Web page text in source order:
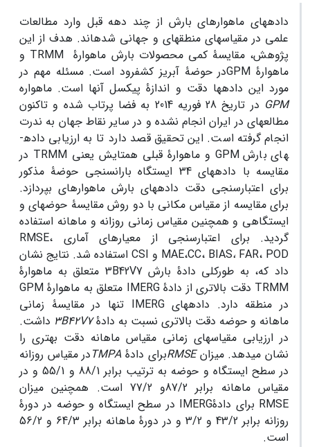
داده­های ماهواره­ای بارش از چند دهه قبل وارد مطالعات
علمی در مقیاس­های منطقه­ای و جهانی شده­­­اند. هدف از این
پژوهش، مقایسۀ کمی محصولات بارش ماهوارۀ
TRMM و
ماهوارۀ GPMدر حوضۀ آبریز کشف­رود است. مسئله مهم در
مورد این داده­ها دقت و اندازۀ پیکسل آنها است. ماهواره
GPM
در تاریخ 28 فوریه 2014 به فضا پرتاب شده و تاکنون
مطالعه­ای در ایران انجام نشده و در سایر نقاط جهان به ندرت
انجام گرفته است. این تحقیق قصد دارد تا به ارزیابی داده­
های بارش GPM و ماهوارۀ قبلی همتایش یعنی TRMM در
مقایسه با داده­های 34 ایستگاه باران­سنجی حوضۀ مذکور
برای اعتبار­سنجی دقت داده­های بارش ماهواره­ای بپردازد.
برای مقایسه از مقیاس مکانی با دو روش مقایسۀ حوضه­ای و
ایستگاهی و همچنین مقیاس زمانی روزانه و ماهانه استفاده
گردید. برای اعتبارسنجی از معیارهای آماری RMSE،
MAE،CC، BIAS،
FAR، POD و CSI استفاده شد. نتایج نشان
داد که، به طور­کلی دادۀ بارش 3B42V7 متعلق به ماهوارۀ
TRMM دقت بالاتری از دادۀ IMERG متعلق به ماهوارۀ GPM
در منطقه دارد. داده­های IMERG تنها در مقایسۀ زمانی
ماهانه و حوضه دقت بالاتری نسبت به دادۀ3B42V7 داشت.
در ارزیابی مقیاسه­ای زمانی مقیاس ماهانه دقت بهتری را
نشان می­دهد. میزانRMSEبرای دادۀTMPAدر مقیاس روزانه
در سطح ایستگاه و حوضه به ترتیب برابر 88/1 و 55/1 و در
مقیاس ماهانه برابر 87/2و 77/2 است. همچنین میزان
RMSE برای دادۀIMERG در سطح ایستگاه و حوضه در دورۀ
روزانه برابر 43/2 و 3/2 و در دورۀ ماهانه برابر 64/3 و 56/2
است.